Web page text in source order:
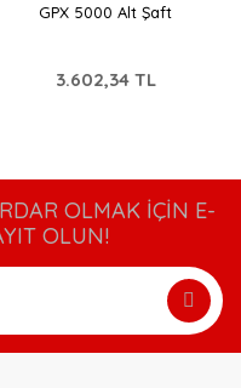
GPX 5000 Alt Şaft
3.602,34 TL
OLMAK İÇİN E-
OLUN!